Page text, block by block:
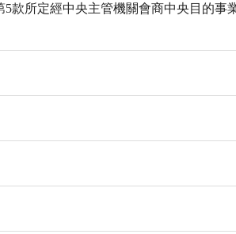
款所定經中央主管機關會商中央目的事